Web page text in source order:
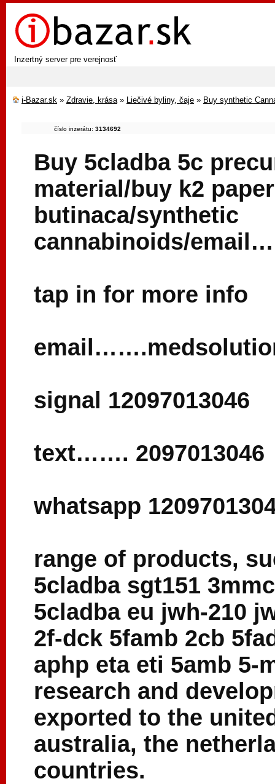
Inzertný server pre verejnosť
i-Bazar.sk » Zdravie, krása» Liečivé byliny, čaje » Buy synthetic
číslo inzerátu: 3134692
Buy 5cladba 5c
material/buy k2
butinaca/synthetic
cannabinoids/
tap in for more info
signal 12097013046
text……. 2097013046
whatsapp
range of products,
5cladba sgt151
5cladba eu jwh-210
2f-dck 5famb 2cb
aphp eta eti 5amb 5-
research and
exported to the
australia, the
countries.